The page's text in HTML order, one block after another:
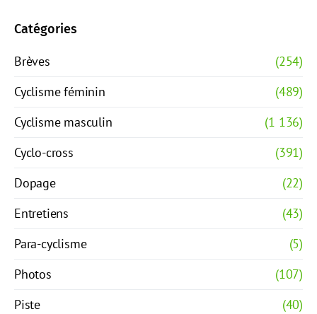
Catégories
Brèves
(254)
Cyclisme féminin
(489)
Cyclisme masculin
(1 136)
Cyclo-cross
(391)
Dopage
(22)
Entretiens
(43)
Para-cyclisme
(5)
Photos
(107)
Piste
(40)